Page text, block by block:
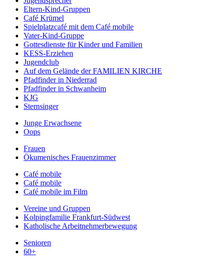
Eltern-Kind-Gruppen
Café Krümel
Spielplatzcafé mit dem Café mobile
Vater-Kind-Gruppe
Gottesdienste für Kinder und Familien
KESS-Erziehen
Jugendclub
Auf dem Gelände der FAMILIEN KIRCHE
Pfadfinder in Niederrad
Pfadfinder in Schwanheim
KJG
Sternsinger
Junge Erwachsene
Oops
Frauen
Ökumenisches Frauenzimmer
Café mobile
Café mobile
Café mobile im Film
Vereine und Gruppen
Kolpingfamilie Frankfurt-Südwest
Katholische Arbeitnehmerbewegung
Senioren
60+